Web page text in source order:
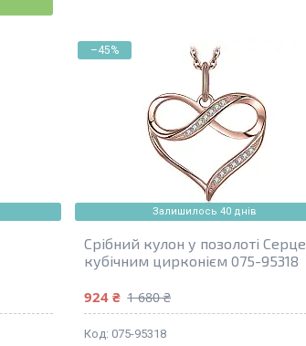
–45%
Залишилось 40 днів
Срібний кулон у позолоті
кубічним цирконієм 075-95318
924 ₴ 1 680 ₴
075-95318